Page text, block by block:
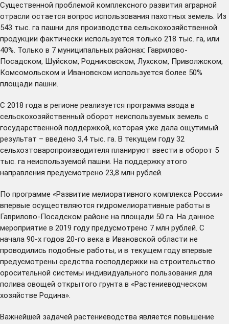
Существенной проблемой комплексного развития аграрной
отрасли остается вопрос использования пахотных земель. Из
543 тыс. га пашни для производства сельскохозяйственной
продукции фактически используется только 218 тыс. га, или
40%. Только в 7 муниципальных районах: Гаврилово-
Посадском, Шуйском, Родниковском, Лухском, Приволжском,
Комсомольском и Ивановском используется более 50%
площади пашни.
С 2018 года в регионе реализуется программа ввода в
сельскохозяйственный оборот неиспользуемых земель с
государственной поддержкой, которая уже дала ощутимый
результат – введено 3,4 тыс. га. В текущем году 32
сельхозтоваропроизводителя планируют ввести в оборот 5
тыс. га неиспользуемой пашни. На поддержку этого
направления предусмотрено 23,8 млн рублей.
По программе «Развитие мелиоративного комплекса России»
впервые осуществляются гидромелиоративные работы в
Гаврилово-Посадском районе на площади 50 га. На данное
мероприятие в 2019 году предусмотрено 7 млн рублей. С
начала 90-х годов 20-го века в Ивановской области не
проводились подобные работы, и в текущем году впервые
предусмотрены средства господдержки на строительство
оросительной системы индивидуального пользования для
полива овощей открытого грунта в «Растениеводческом
хозяйстве Родина».
Важнейшей задачей растениеводства является повышение